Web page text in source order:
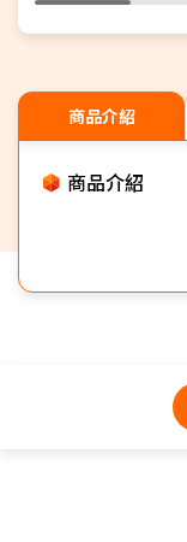
商品介紹
商品介紹